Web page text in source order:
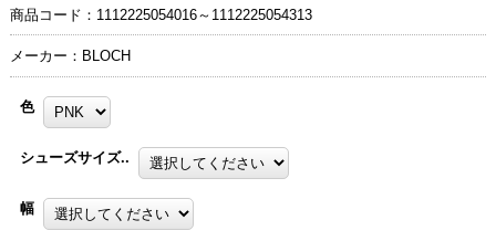
商品コード：1112225054016～1112225054313
メーカー：BLOCH
色
シューズサイズ..
幅